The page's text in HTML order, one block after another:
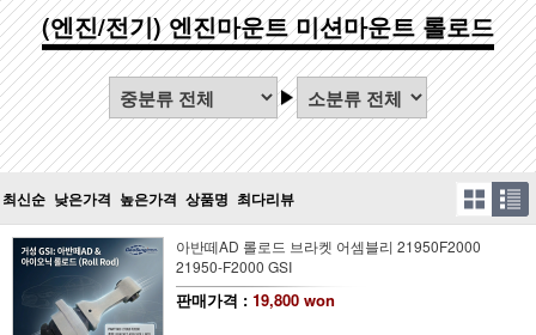
(엔진/전기) 엔진마운트 미션마운트 롤로드
최신순 낮은가격 높은가격 상품명 최다리뷰
아반떼AD 롤로드 브라켓 어셈블리 21950F2000
21950-F2000 GSI
판매가격 : 19,800 won